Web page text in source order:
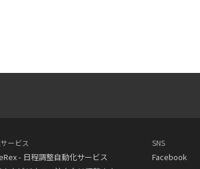
ービス
- 日程調整自動化サービス
SNS
Facebook